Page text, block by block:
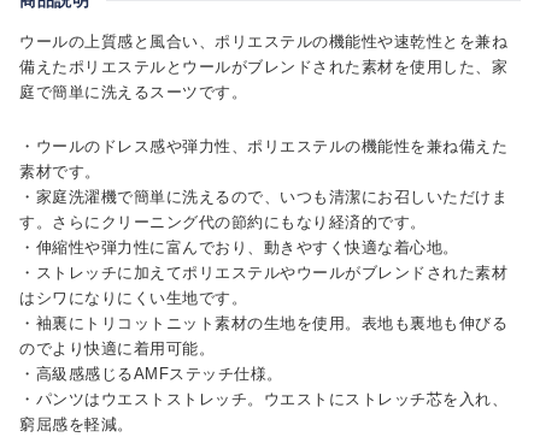
ウールの上質感と風合い、ポリエステルの機能性や速乾性とを兼ね
備えたポリエステルとウールがブレンドされた素材を使用した、家
庭で簡単に洗えるスーツです。
・ウールのドレス感や弾力性、ポリエステルの機能性を兼ね備えた
素材です。
・家庭洗濯機で簡単に洗えるので、いつも清潔にお召しいただけま
す。さらにクリーニング代の節約にもなり経済的です。
・伸縮性や弾力性に富んでおり、動きやすく快適な着心地。
・ストレッチに加えてポリエステルやウールがブレンドされた素材
はシワになりにくい生地です。
・袖裏にトリコットニット素材の生地を使用。表地も裏地も伸びる
のでより快適に着用可能。
・高級感感じるAMFステッチ仕様。
・パンツはウエストストレッチ。ウエストにストレッチ芯を入れ、
窮屈感を軽減。